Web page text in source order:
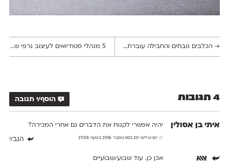
→הכלבים נובחים והחבילה עוברת – על הלוגו של חברת השליחויות UPS 5 מנהלי סטודיואים לעיצוב גרפי שאתם צריכים להכיר
הוסף/י תגובה 4 תגובות
איתי בן אסולין יהיה אפשרי לקנות את הדברים גם אחרי המכירה?
יום שלישי 20 בספטמבר 2016 בשעה 21:08 הגב/י
אאא אכן כן. עוד שבוע/שבועיים